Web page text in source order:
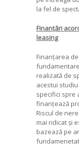
la fel de
Finanțări
leasing
Finanțarea
realizată de
acestui
specifici spre
finanțează
Riscul de
mai ridicat și
bazează pe